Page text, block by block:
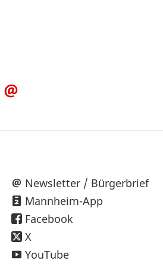
Teile
diese
Newsletter / Bürgerbrief
Mannheim-App
Facebook
X
YouTube